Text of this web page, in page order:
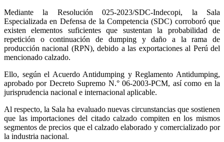
Mediante la Resolución 025-2023/SDC-Indecopi, la Sala
Especializada en Defensa de la Competencia (SDC) corroboró que
existen elementos suficientes que sustentan la probabilidad de
repetición o continuación de dumping y daño a la rama de
producción nacional (RPN), debido a las exportaciones al Perú del
mencionado calzado.
Ello, según el Acuerdo Antidumping y Reglamento Antidumping,
aprobado por Decreto Supremo N.° 06-2003-PCM, así como en la
jurisprudencia nacional e internacional aplicable.
Al respecto, la Sala ha evaluado nuevas circunstancias que sostienen
que las importaciones del citado calzado compiten en los mismos
segmentos de precios que el calzado elaborado y comercializado por
la industria nacional.